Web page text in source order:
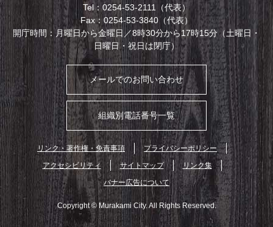
Tel：0254-53-2111（代表）
Fax：0254-53-3840（代表）
開庁時間：月曜日から金曜日／8時30分から17時15分（土曜日・
日曜日・祝日は閉庁）
メールでのお問い合わせ
組織別電話番号一覧
リンク・著作権・免責事項
プライバシーポリシー
アクセシビリティ
サイトマップ
リンク集
バナー広告について
Copyright © Murakami City. All Rights Reserved.